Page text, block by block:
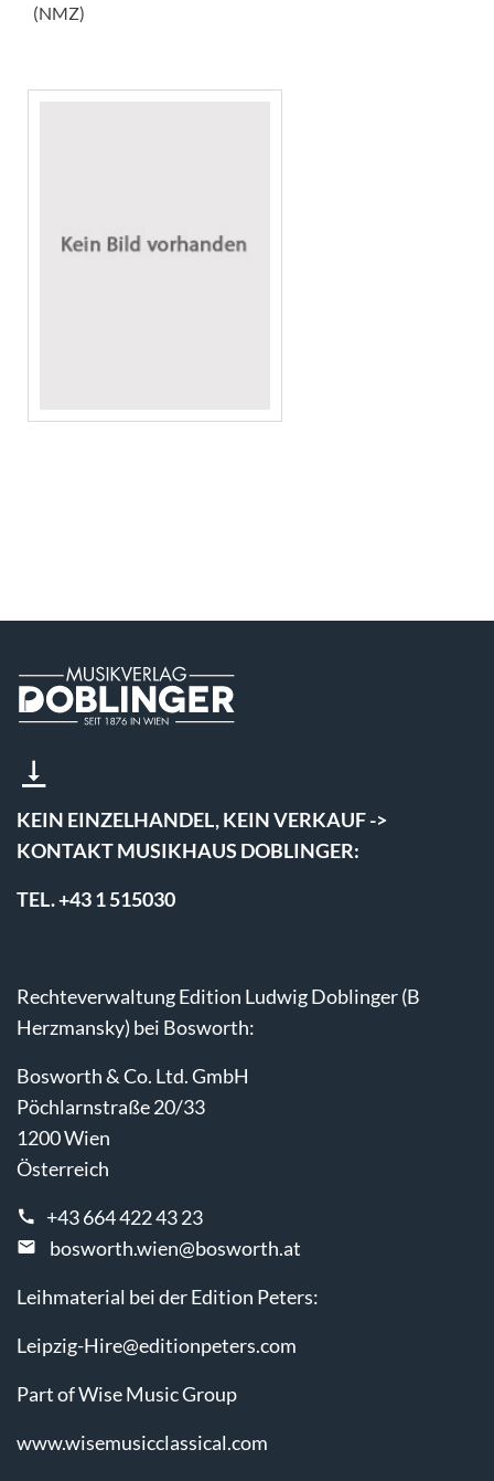
(NMZ)
KEIN EINZELHANDEL, KEIN VERKAUF ->
KONTAKT MUSIKHAUS DOBLINGER:
TEL. +43 1 515030
Rechteverwaltung Edition Ludwig Doblinger (B
Herzmansky) bei Bosworth:
Bosworth & Co. Ltd. GmbH
Pöchlarnstraße 20/33
1200 Wien
Österreich
+43 664 422 43 23
bosworth.wien@bosworth.at
Leihmaterial bei der Edition Peters:
Leipzig-Hire@editionpeters.com
Part of Wise Music Group
www.wisemusicclassical.com